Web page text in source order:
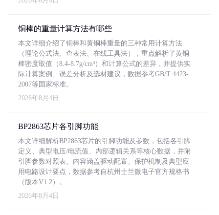
铜棒的重量计算方法有哪些
本文详细介绍了铜棒和黄铜棒重量的三种常用计算方法
（理论公式法、查表法、在线工具法），重点解析了黄铜
棒密度取值（8.4-8.7g/cm³）和计算公式的差异，并提供实
际计算案例、误差分析及选材建议，数据参考GB/T 4423-
2007等国家标准。
2026年8月4日
BP2863芯片各引脚功能
本文详细解析BP2863芯片的引脚功能及参数，包括各引脚
定义、典型电压/电流值、内部逻辑关系等核心数据，并附
引脚参数对照表。内容涵盖驱动配置、保护机制及典型应
用电路设计要点，数据参考自杭州士兰微电子官方规格书
（版本V1.2）。
2026年8月4日